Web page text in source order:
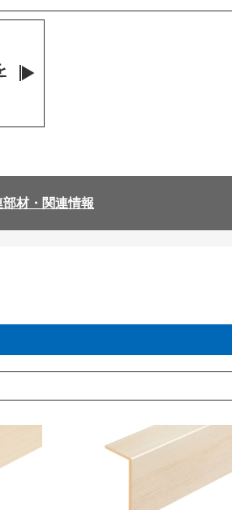
材・関連情報